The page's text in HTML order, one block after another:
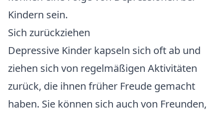
Kindern sein.
Sich zurückziehen
Depressive Kinder kapseln sich oft ab und
ziehen sich von regelmäßigen Aktivitäten
zurück, die ihnen früher Freude gemacht
haben. Sie können sich auch von Freunden,